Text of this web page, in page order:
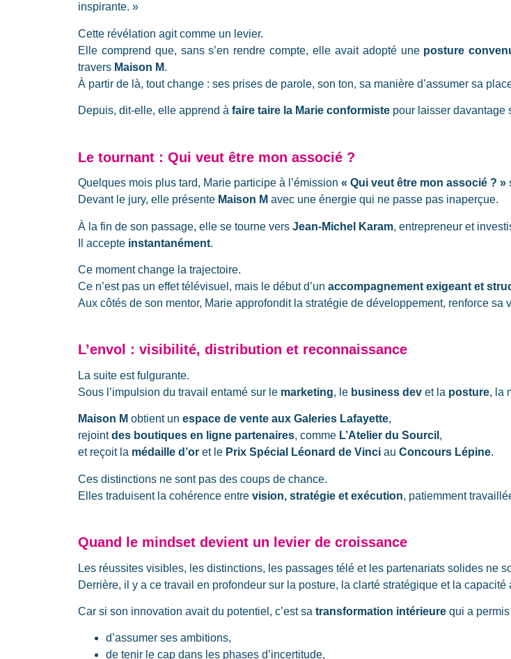
inspirante. »
Cette révélation agit comme un levier.
Elle comprend que, sans s’en rendre compte, elle avait adopté une posture
travers Maison M.
À partir de là, tout change : ses prises de parole, son ton, sa manière d’assumer sa
Depuis, dit-elle, elle apprend à faire taire la Marie conformiste pour laisser davantage
Le tournant : Qui veut être mon associé ?
Quelques mois plus tard, Marie participe à l’émission « Qui veut être mon associé ? »
Devant le jury, elle présente Maison M avec une énergie qui ne passe pas inaperçue.
À la fin de son passage, elle se tourne vers Jean-Michel Karam, entrepreneur et
Il accepte instantanément.
Ce moment change la trajectoire.
Ce n’est pas un effet télévisuel, mais le début d’un accompagnement exigeant et
Aux côtés de son mentor, Marie approfondit la stratégie de développement, renforce
L’envol : visibilité, distribution et reconnaissance
La suite est fulgurante.
Sous l’impulsion du travail entamé sur le marketing, le business dev et la posture, la
Maison M obtient un espace de vente aux Galeries Lafayette,
rejointdes boutiques en ligne partenaires, comme L’Atelier du Sourcil ,
et reçoit la médaille d’or et le Prix Spécial Léonard de Vinci au Concours Lépine.
Ces distinctions ne sont pas des coups de chance.
Elles traduisent la cohérence entre vision, stratégie et exécution, patiemment
Quand le mindset devient un levier de croissance
Les réussites visibles, les distinctions, les passages télé et les partenariats solides ne
Derrière, il y a ce travail en profondeur sur la posture, la clarté stratégique et la
Car si son innovation avait du potentiel, c’est sa transformation intérieure qui a
d’assumer ses ambitions,
de tenir le cap dans les phases d’incertitude,